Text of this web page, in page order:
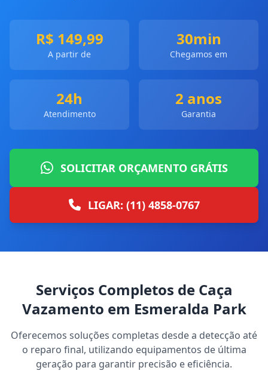
R$ 149,99
A partir de
30min
Chegamos em
24h
Atendimento
2 anos
Garantia
SOLICITAR ORÇAMENTO GRÁTIS
LIGAR: (11) 4858-0767
Serviços Completos de Caça
Vazamento em Esmeralda Park
Oferecemos soluções completas desde a detecção até
o reparo final, utilizando equipamentos de última
geração para garantir precisão e eficiência.